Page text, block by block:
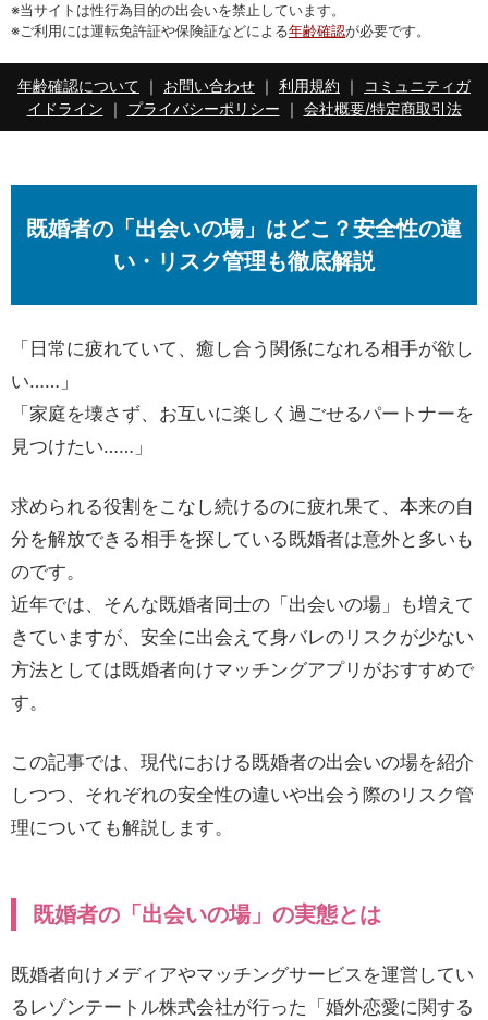
※当サイトは性行為目的の出会いを禁止しています。
※ご利用には運転免許証や保険証などによる年齢確認が必要です。
年齢確認について ｜ お問い合わせ ｜ 利用規約 ｜
コミュニティガ
イドライン ｜ プライバシーポリシー ｜ 会社概要/特定商取引法
既婚者の「出会いの場」はどこ？安全性の違
い・リスク管理も徹底解説
「日常に疲れていて、癒し合う関係になれる相手が欲し
い……」
「家庭を壊さず、お互いに楽しく過ごせるパートナーを
見つけたい……」
求められる役割をこなし続けるのに疲れ果て、本来の自
分を解放できる相手を探している既婚者は意外と多いも
のです。
近年では、そんな既婚者同士の「出会いの場」も増えて
きていますが、安全に出会えて身バレのリスクが少ない
方法としては既婚者向けマッチングアプリがおすすめで
す。
この記事では、現代における既婚者の出会いの場を紹介
しつつ、それぞれの安全性の違いや出会う際のリスク管
理についても解説します。
既婚者の「出会いの場」の実態とは
既婚者向けメディアやマッチングサービスを運営してい
るレゾンテートル株式会社が行った「婚外恋愛に関する